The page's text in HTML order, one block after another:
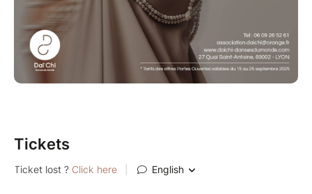
Profitez-en pour essayer plusieurs styles et trouver
celui qui vous plaît !
Mail : association.daichi@orange.fr
Tel : 06 09 26 52 61
Tickets